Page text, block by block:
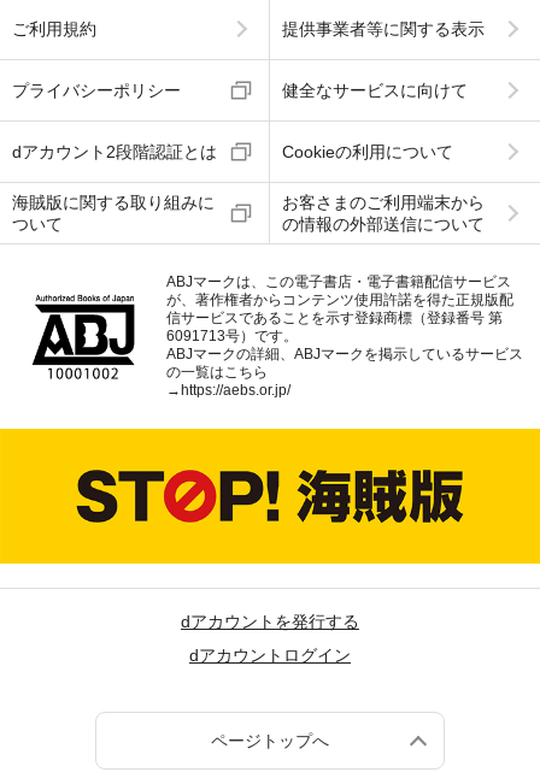
ご利用規約 提供事業者等に関する表示
プライバシーポリシー 健全なサービスに向けて
dアカウント2段階認証とは Cookieの利用について
海賊版に関する取り組みに
ついて
お客さまのご利用端末から
の情報の外部送信について
ABJマークは、この電子書店・電子書籍配信サービス
が、著作権者からコンテンツ使用許諾を得た正規版配
信サービスであることを示す登録商標（登録番号 第
6091713号）です。
ABJマークの詳細、ABJマークを掲示しているサービス
の一覧はこちら
→ https://aebs.or.jp/
dアカウントを発行する
dアカウントログイン
ページトップへ